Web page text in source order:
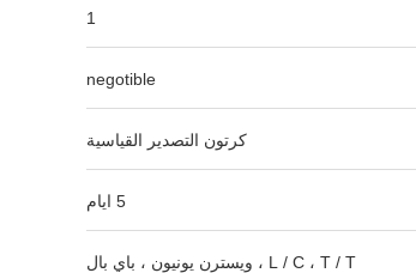
1
negotible
كرتون التصدير القياسية
5 ايام
L / C ، T / T ، ويسترن يونيون ، باي بال